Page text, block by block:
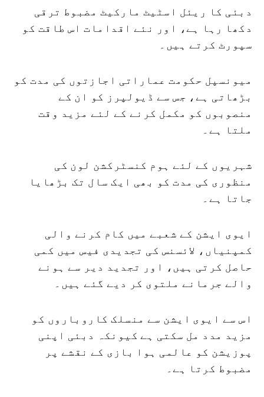
دبئی کا ریئل اسٹیٹ مارکیٹ مضبوط ترقی
دکھا رہا ہے، اور نئے اقدامات اس طاقت کو
سپورٹ کرتے ہیں۔
میونسپل حکومت عماراتی اجازتوں کی مدت کو
بڑھاتی ہے، جس سے ڈیولپرز کو ان کے
منصوبوں کو مکمل کرنے کے لئے مزید وقت
ملتا ہے۔
شہریوں کے لئے ہوم کنسٹرکشن لون کی
منظوری کی مدت کو بھی ایک سال تک بڑھایا
جاتا ہے۔
ایوی ایشن کے شعبے میں کام کرنے والی
کمپنیاں، لائسنس کی تجدیدی فیس میں کمی
حاصل کرتی ہیں، اور تجدید دیر سے ہونے
والے جرمانے ملتوی کر دیے گئے ہیں۔
اس سے ایوی ایشن سے منسلک کاروباروں کو
مزید مدد مل سکتی ہے کیونکہ دبئی اپنی
پوزیشن کو عالمی ہوا بازی کے نقشے پر
مضبوط کرتا ہے۔